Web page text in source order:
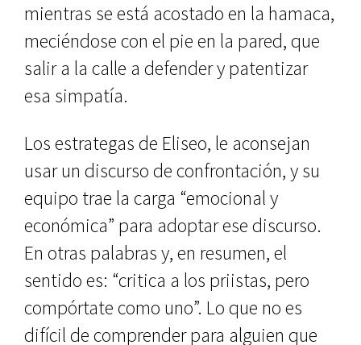
mientras se está acostado en la hamaca,
meciéndose con el pie en la pared, que
salir a la calle a defender y patentizar
esa simpatía.
Los estrategas de Eliseo, le aconsejan
usar un discurso de confrontación, y su
equipo trae la carga “emocional y
económica” para adoptar ese discurso.
En otras palabras y, en resumen, el
sentido es: “critica a los priistas, pero
compórtate como uno”. Lo que no es
difícil de comprender para alguien que